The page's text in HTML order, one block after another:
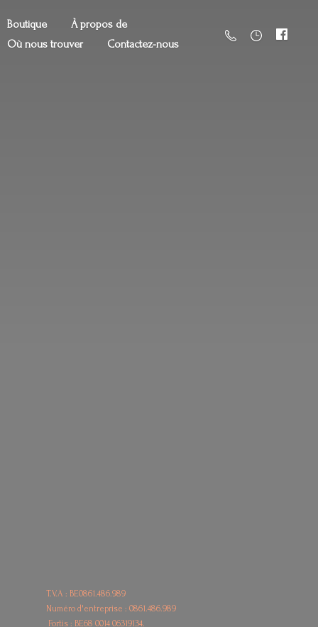
Boutique
À propos de
Où nous trouver
Contactez-nous
T.V.A : BE0861.486.989
Numéro d'entreprise : 0861.486.989
Fortis : BE680014 06319134.